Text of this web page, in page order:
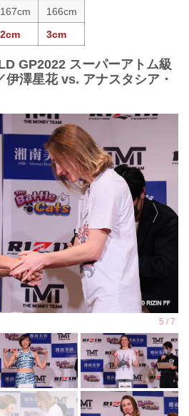
167cm
166cm
2cm 3cm
GP2022 スーパーアトム級
伊澤星花 vs. アナスタシア・